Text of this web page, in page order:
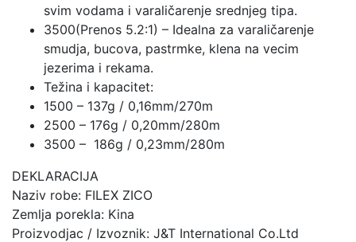
svim vodama i varaličarenje srednjeg tipa.
3500(Prenos 5.2:1) – Idealna za varaličarenje
smudja, bucova, pastrmke, klena na vecim
jezerima i rekama.
Težina i kapacitet:
1500 – 137g / 0,16mm/270m
2500 – 176g / 0,20mm/280m
3500 – 186g / 0,23mm/280m
DEKLARACIJA
Naziv robe: FILEX ZICO
Zemlja porekla: Kina
Proizvodjac / Izvoznik: J&T International Co.Ltd